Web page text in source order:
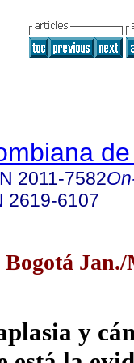
2011-7582
2619-6107
Jan./
y